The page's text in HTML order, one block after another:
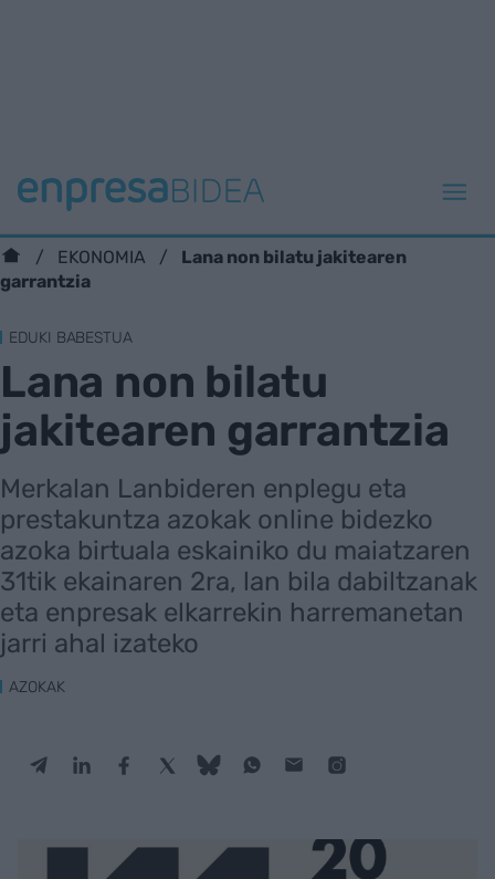
EKONOMIA
Lana non bilatu jakitearen
garrantzia
EDUKI BABESTUA
Lana non bilatu
jakitearen garrantzia
Merkalan Lanbideren enplegu eta
prestakuntza azokak online bidezko
azoka birtuala eskainiko du maiatzaren
31tik ekainaren 2ra, lan bila dabiltzanak
eta enpresak elkarrekin harremanetan
jarri ahal izateko
AZOKAK